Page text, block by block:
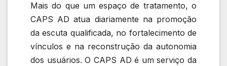
Mais do que um espaço de tratamento, o
CAPS AD atua diariamente na promoção
da escuta qualificada, no fortalecimento de
vínculos e na reconstrução da autonomia
dos usuários. O CAPS AD é um serviço da